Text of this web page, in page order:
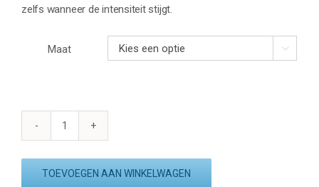
zelfs wanneer de intensiteit stijgt.
Maat 
INDIAN
SOCK
TOEVOEGEN AAN WINKELWAGEN